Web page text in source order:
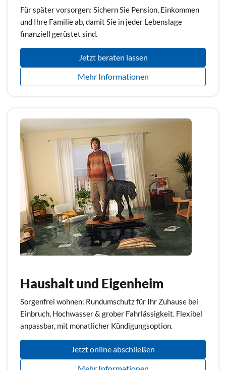
Für später vorsorgen: Sichern Sie Pension, Einkommen
und Ihre Familie ab, damit Sie in jeder Lebenslage
finanziell gerüstet sind.
Jetzt beraten lassen
Mehr Informationen
Haushalt und Eigenheim
Sorgenfrei wohnen: Rundumschutz für Ihr Zuhause bei
Einbruch, Hochwasser & grober Fahrlässigkeit. Flexibel
anpassbar, mit monatlicher Kündigungsoption.
Jetzt online abschließen